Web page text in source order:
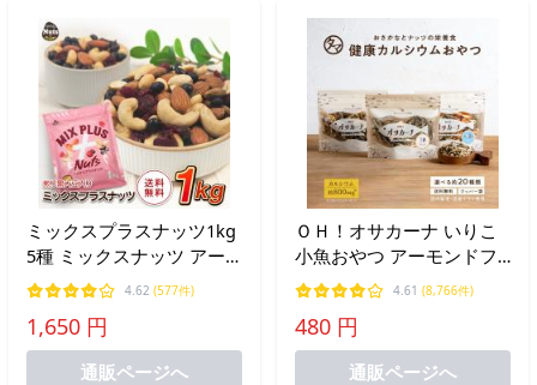
ミックスプラスナッツ1kg
5種 ミックスナッツ アー
モンド 黒大豆 ハイオレイ
ックピーナッツ カシュー
ナッツ クランベリー 落花
生 無塩 アルミチャック付
4.62 (577件)
1,650 円
通販ページへ
ＯＨ！オサカーナ いりこ
小魚おやつ アーモンドフ
ィッシュ キャンプ飯 片口
イワシ おつまみ お土産 お
取り寄せ ポイント利用 お
試し商品 サンプル 送料無
4.61 (8,766件)
480 円
通販ページへ